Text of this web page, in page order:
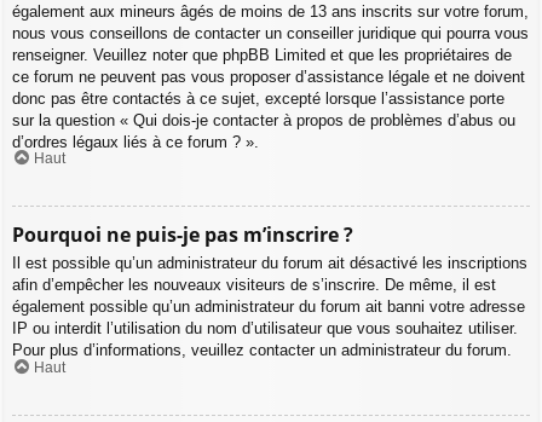
également aux mineurs âgés de moins de 13 ans inscrits sur votre forum,
nous vous conseillons de contacter un conseiller juridique qui pourra vous
renseigner. Veuillez noter que phpBB Limited et que les propriétaires de
ce forum ne peuvent pas vous proposer d’assistance légale et ne doivent
donc pas être contactés à ce sujet, excepté lorsque l’assistance porte
sur la question « Qui dois-je contacter à propos de problèmes d’abus ou
d’ordres légaux liés à ce forum ? ».
Haut
Pourquoi ne puis-je pas m’inscrire ?
Il est possible qu’un administrateur du forum ait désactivé les inscriptions
afin d’empêcher les nouveaux visiteurs de s’inscrire. De même, il est
également possible qu’un administrateur du forum ait banni votre adresse
IP ou interdit l’utilisation du nom d’utilisateur que vous souhaitez utiliser.
Pour plus d’informations, veuillez contacter un administrateur du forum.
Haut